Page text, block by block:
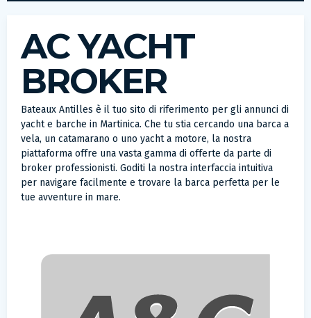
AC YACHT
BROKER
Bateaux Antilles è il tuo sito di riferimento per gli annunci di
yacht e barche in Martinica. Che tu stia cercando una barca a
vela, un catamarano o uno yacht a motore, la nostra
piattaforma offre una vasta gamma di offerte da parte di
broker professionisti. Goditi la nostra interfaccia intuitiva
per navigare facilmente e trovare la barca perfetta per le
tue avventure in mare.